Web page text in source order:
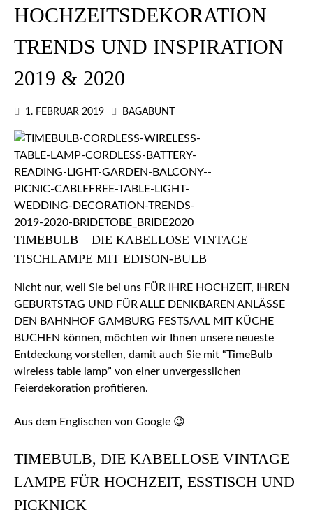
HOCHZEITSDEKORATION
TRENDS UND INSPIRATION
2019 & 2020
1. FEBRUAR 2019 BAGABUNT
TIMEBULB – DIE KABELLOSE VINTAGE
TISCHLAMPE MIT EDISON-BULB
Nicht nur, weil Sie bei uns FÜR IHRE HOCHZEIT, IHREN
GEBURTSTAG UND FÜR ALLE DENKBAREN ANLÄSSE
DEN BAHNHOF GAMBURG FESTSAAL MIT KÜCHE
BUCHEN können, möchten wir Ihnen unsere neueste
Entdeckung vorstellen, damit auch Sie mit “TimeBulb
wireless table lamp” von einer unvergesslichen
Feierdekoration profitieren.
Aus dem Englischen von Google 😉
TIMEBULB, DIE KABELLOSE VINTAGE
LAMPE FÜR HOCHZEIT, ESSTISCH UND
PICKNICK